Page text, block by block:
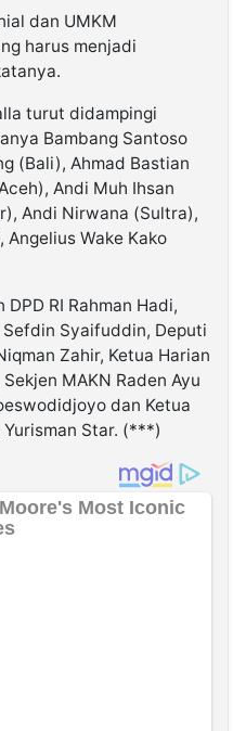
dan UMKM
harus menjadi
turut didampingi
Bambang Santoso
(Bali), Ahmad Bastian
Andi Muh Ihsan
Andi Nirwana (Sultra),
Angelius Wake Kako
RI Rahman Hadi,
Sefdin Syaifuddin, Deputi
Zahir, Ketua Harian
MAKN Raden Ayu
dan Ketua
Star. (***)